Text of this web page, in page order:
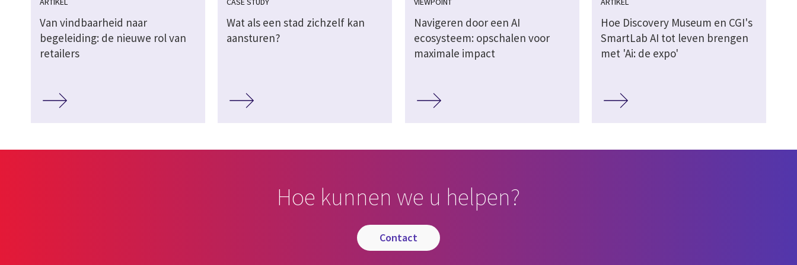
Van vindbaarheid naar
begeleiding: de nieuwe rol van
retailers
Wat als een stad zichzelf kan
aansturen?
Navigeren door een AI
ecosysteem: opschalen voor
maximale impact
Hoe Discovery Museum en CGI's
SmartLab AI tot leven brengen
met 'Ai: de expo'
Hoe kunnen we u helpen?
contact